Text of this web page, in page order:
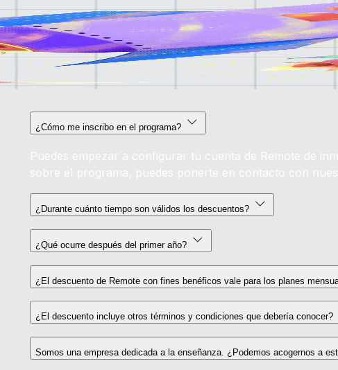
¿Cómo me inscribo en el programa?
Puedes empezar a configurar tu cuenta de Remote de
sobre el programa, puedes ponerte en contacto con
¿Durante cuánto tiempo son válidos los descuentos?
¿Qué ocurre después del primer año?
¿El descuento de Remote con fines benéficos vale para los planes
¿El descuento incluye otros términos y condiciones que debería conocer?
Somos una empresa dedicada a la enseñanza. ¿Podemos acogernos a